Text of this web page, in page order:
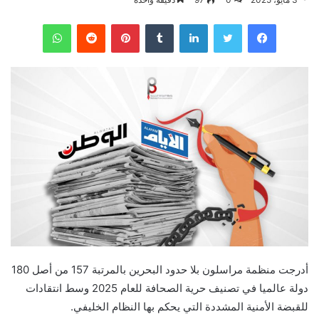
فيسبوك لينكدإن بينتيريست
أدرجت منظمة مراسلون بلا حدود البحرين بالمرتبة 157 من أصل 180
دولة عالميا في تصنيف حرية الصحافة للعام 2025 وسط انتقادات
للقبضة الأمنية المشددة التي يحكم بها النظام الخليفي.